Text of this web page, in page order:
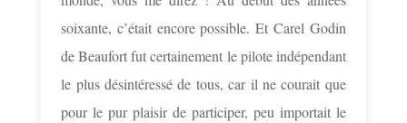
soixante, c’était encore possible. Et Carel Godin
de Beaufort fut certainement le pilote indépendant
le plus désintéressé de tous, car il ne courait que
pour le pur plaisir de participer, peu importait le